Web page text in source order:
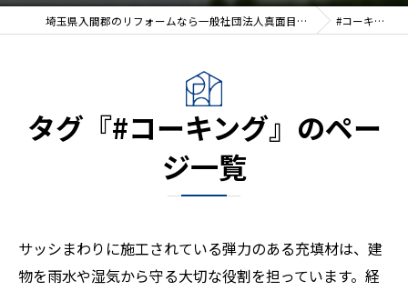
埼玉県入間郡のリフォームなら一般社団法人真面目リホーム #コーキング
タグ『#コーキング』のペー
ジ一覧
サッシまわりに施工されている弾力のある充填材は、建
物を雨水や湿気から守る大切な役割を担っています。経